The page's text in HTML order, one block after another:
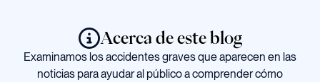
Acerca de este blog
Examinamos los accidentes graves que aparecen en las
noticias para ayudar al público a comprender cómo